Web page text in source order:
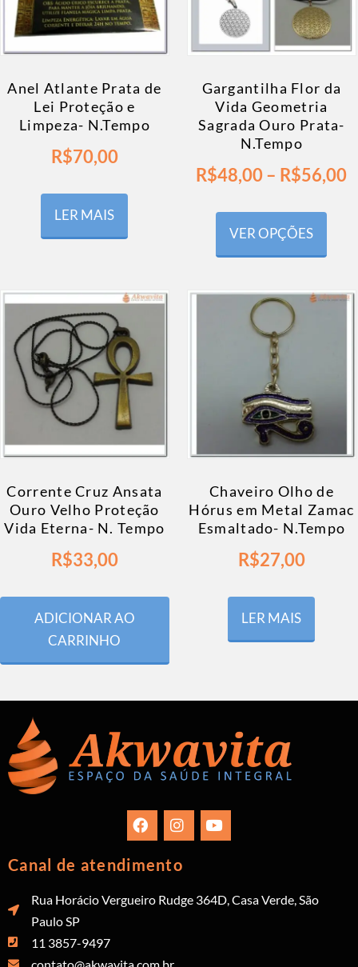
Anel Atlante Prata de
Lei Proteção e
Limpeza- N.Tempo
R$70,00
LER MAIS
Gargantilha Flor da
Vida Geometria
Sagrada Ouro Prata-
N.Tempo
R$48,00– R$56,00
VER OPÇÕES
Corrente Cruz Ansata
Ouro Velho Proteção
Vida Eterna- N. Tempo
R$33,00
ADICIONAR AO
CARRINHO
Chaveiro Olho de
Hórus em Metal Zamac
Esmaltado- N.Tempo
R$27,00
LER MAIS
Canal de atendimento
Rua Horácio Vergueiro Rudge 364D, Casa Verde, São
Paulo SP
11 3857-9497
contato@akwavita.com.br